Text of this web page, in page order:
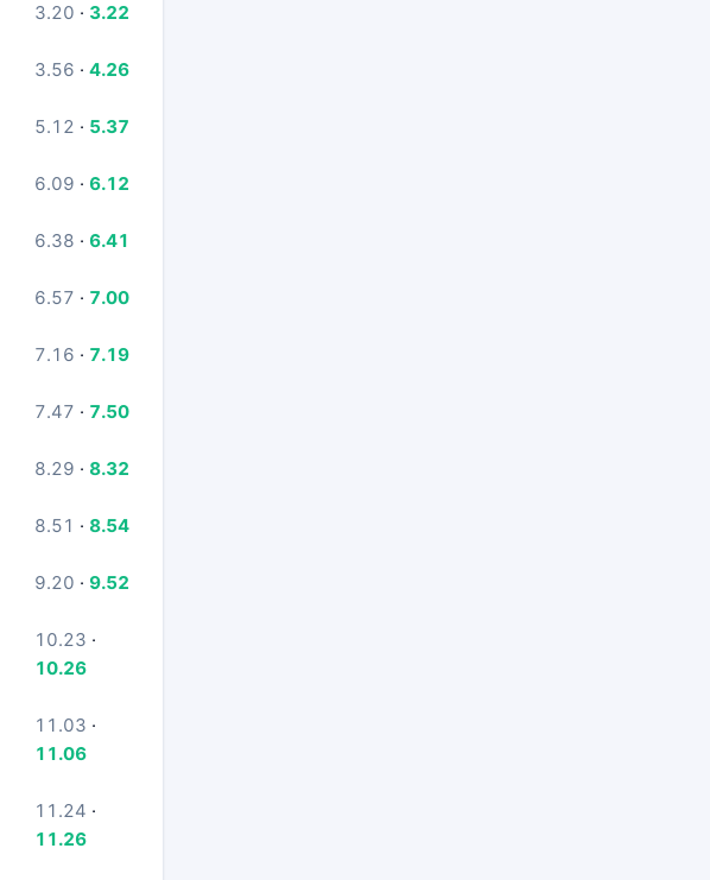
3.20 · 3.22
3.56 · 4.26
5.12 · 5.37
6.09 · 6.12
6.38 · 6.41
6.57 · 7.00
7.16 · 7.19
7.47 · 7.50
8.29 · 8.32
8.51 · 8.54
9.20 · 9.52
10.23 ·
10.26
11.03 ·
11.06
11.24 ·
11.26